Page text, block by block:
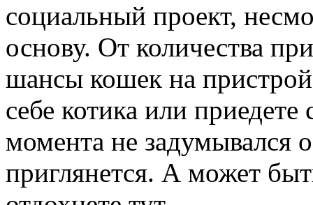
социальный проект,
основу. От количества
шансы кошек на
себе котика или
момента не задумывался
приглянется. А может